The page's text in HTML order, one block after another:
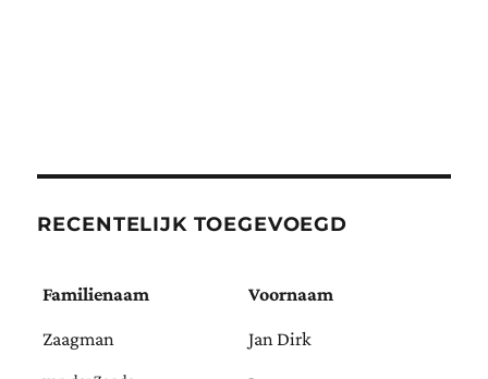
RECENTELIJK TOEGEVOEGD
Familienaam Voornaam
Zaagman Jan Dirk